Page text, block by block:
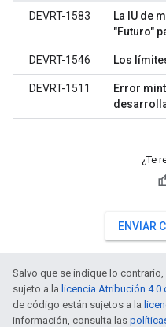
DEVRT-1583
La IU de
"Futuro"
DEVRT-1546 Los
DEVRT-1511
Error
¿Te
ENVIAR
Salvo que se indique lo
sujeto a la licencia Atribución 4.0
de código están sujetos a la
información, consulta las